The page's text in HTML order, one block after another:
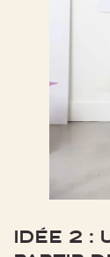
IDÉE 2 :